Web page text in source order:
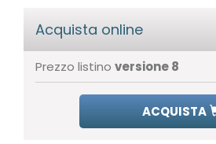
Acquista online
Prezzo listino versione 8
ACQUISTA